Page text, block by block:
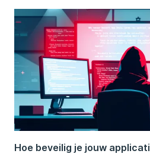
Hoe beveilig je jouw